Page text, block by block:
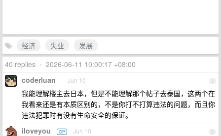
经济 失业
发展
40 replies • 2026-06-11 10:00:17 +08:00
1
coderluan Jun 10
我能理解楼主去日本，但是不能理解那个帖子去泰国，这两个在
我看来还是有本质区别的，不是你打不打算违法的问题，而且你
违法犯罪时有没有生命安全的保证。
2
iloveyou OP Jun 10